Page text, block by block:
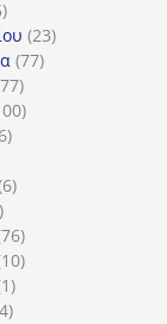
35
προϊόντα
2323
7777
7777
προϊόντα
100
186
66
32
7676
προϊόντα
1010
11
προϊόν
354